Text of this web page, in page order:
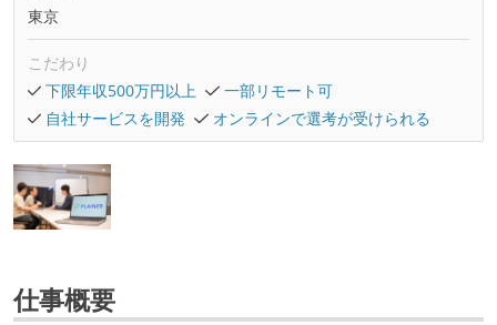
東京
こだわり
下限年収500万円以上
一部リモート可
自社サービスを開発
オンラインで選考が受けられる
仕事概要